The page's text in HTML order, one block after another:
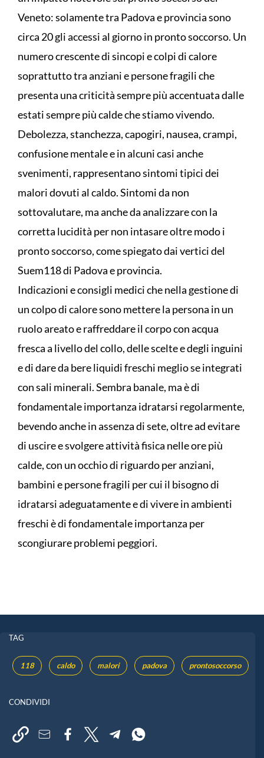
Veneto: solamente tra Padova e provincia sono
circa 20 gli accessi al giorno in pronto soccorso. Un
numero crescente di sincopi e colpi di calore
soprattutto tra anziani e persone fragili che
presenta una criticità sempre più accentuata dalle
estati sempre più calde che stiamo vivendo.
Debolezza, stanchezza, capogiri, nausea, crampi,
confusione mentale e in alcuni casi anche
svenimenti, rappresentano sintomi tipici dei
malori dovuti al caldo. Sintomi da non
sottovalutare, ma anche da analizzare con la
corretta lucidità per non intasare oltre modo i
pronto soccorso, come spiegato dai vertici del
Suem118 di Padova e provincia.
Indicazioni e consigli medici che nella gestione di
un colpo di calore sono mettere la persona in un
ruolo areato e raffreddare il corpo con acqua
fresca a livello del collo, delle scelte e degli inguini
e di dare da bere liquidi freschi meglio se integrati
con sali minerali. Sembra banale, ma è di
fondamentale importanza idratarsi regolarmente,
bevendo anche in assenza di sete, oltre ad evitare
di uscire e svolgere attività fisica nelle ore più
calde, con un occhio di riguardo per anziani,
bambini e persone fragili per cui il bisogno di
idratarsi adeguatamente e di vivere in ambienti
freschi è di fondamentale importanza per
scongiurare problemi peggiori.
TAG
118 caldo malori padova prontosoccorso
CONDIVIDI